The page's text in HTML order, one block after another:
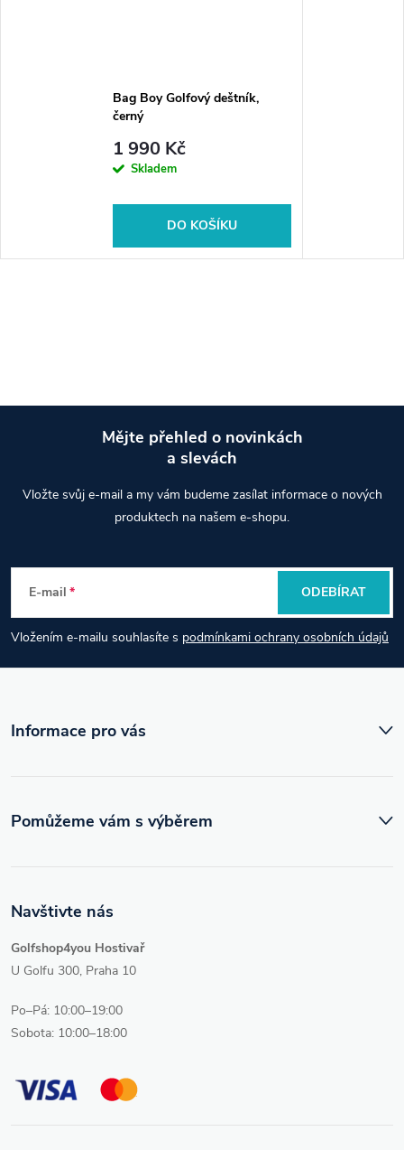
Bag Boy Golfový deštník,
černý
1 990 Kč
Skladem
DO KOŠÍKU
p
a
t
Mějte přehled o novinkách
a slevách
Vložte svůj e-mail a my vám budeme zasílat informace o nových
produktech na našem e-shopu.
E-mail
Vložením e-mailu souhlasíte s podmínkami ochrany osobních údajů
ODEBÍRAT
Informace pro vás
Navštivte nás
Golfshop4you Hostivař
U Golfu 300, Praha 10
Po–Pá: 10:00–19:00
Sobota: 10:00–18:00
Pomůžeme vám s výběrem